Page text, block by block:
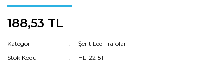
188,53 TL
Kategori
Şerit Led Trafoları
Stok Kodu
HL-2215T